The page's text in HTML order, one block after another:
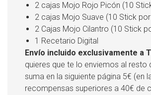
2 cajas Mojo Rojo Picón (10
2 cajas Mojo Suave (10 Stick
2 Cajas Mojo Cilantro (10 Stick
1 Recetario Digital
Envío incluido exclusivamente a
quieres que te lo enviemos al resto
suma en la siguiente página 5€ (en
recompensas superiores a 40€ de